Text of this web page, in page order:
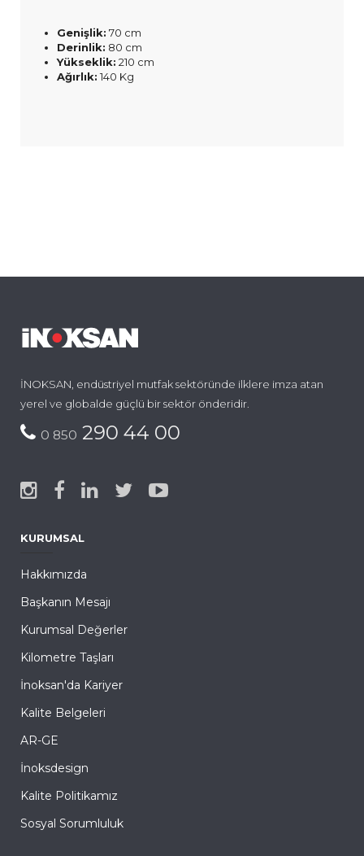
Genişlik: 70 cm
Derinlik: 80 cm
Yükseklik: 210 cm
Ağırlık: 140 Kg
İNOKSAN, endüstriyel mutfak sektöründe ilklere imza atan
yerel ve globalde güçlü bir sektör önderidir.
0 850 290 44 00
KURUMSAL
Hakkımızda
Başkanın Mesajı
Kurumsal Değerler
Kilometre Taşları
İnoksan'da Kariyer
Kalite Belgeleri
AR-GE
İnoksdesign
Kalite Politikamız
Sosyal Sorumluluk